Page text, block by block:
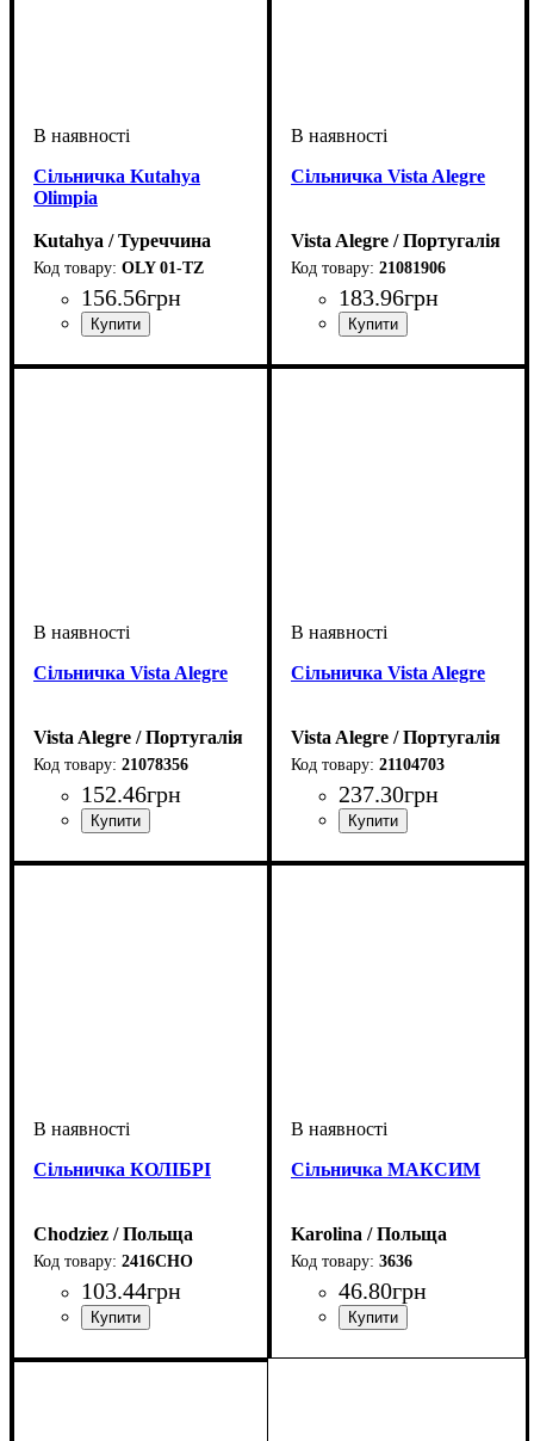
Сільничка Kutahya
Olimpia
Kutahya / Туреччина
OLY 01-TZ
156.56грн
Сільничка Vista Alegre
Vista Alegre / Португалія
21081906
183.96грн
Сільничка Vista Alegre
Vista Alegre / Португалія
21078356
152.46грн
Сільничка Vista Alegre
Vista Alegre / Португалія
21104703
237.30грн
Сільничка КОЛІБРІ
Chodziez / Польща
2416CHO
103.44грн
Сільничка МАКСИМ
Karolina / Польща
3636
46.80грн